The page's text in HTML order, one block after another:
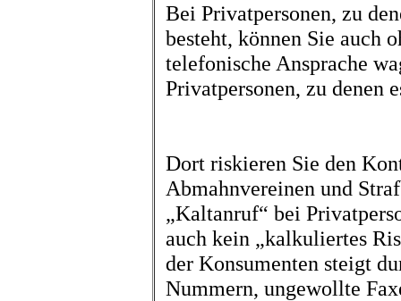
Bei Privatpersonen, zu
besteht, können Sie auch
telefonische Ansprache
Privatpersonen, zu denen
Dort riskieren Sie den
Abmahnvereinen und
„Kaltanruf“ bei
auch kein „kalkuliertes
der Konsumenten steigt
Nummern, ungewollte